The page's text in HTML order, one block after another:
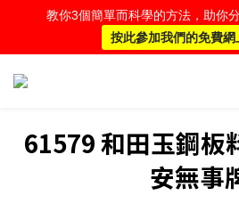
61579 和田玉鋼板
安無事
教你3個簡單而科學的方法，助你
按此參加我們的免費網